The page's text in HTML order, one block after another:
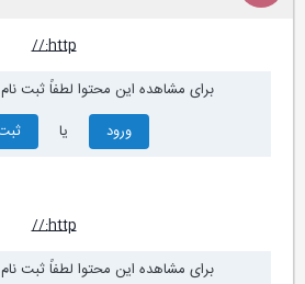
http://
برای مشاهده این محتوا لطفاً ثبت نام
ورود
ثبت
http://
برای مشاهده این محتوا لطفاً ثبت نام